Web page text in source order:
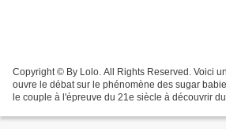
Copyright © By Lolo. All Rights Reserved. Voici
ouvre le débat sur le phénomène des sugar
le couple à l'épreuve du 21e siècle à découvrir